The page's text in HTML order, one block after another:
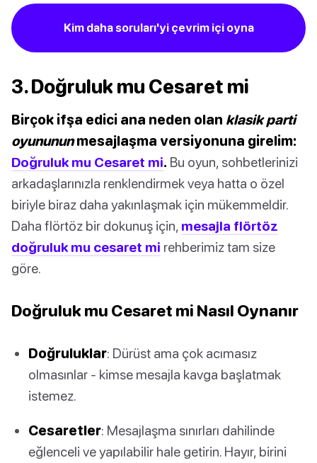
Kim daha soruları'yi çevrim içi oyna
3. Doğruluk mu Cesaret mi
Birçok ifşa edici ana neden olan klasik parti
oyunununmesajlaşma versiyonuna girelim:
Doğruluk mu Cesaret mi. Bu oyun, sohbetlerinizi
arkadaşlarınızla renklendirmek veya hatta o özel
biriyle biraz daha yakınlaşmak için mükemmeldir.
Daha flörtöz bir dokunuş için, mesajla flörtöz
doğruluk mu cesaret mi rehberimiz tam size
göre.
Doğruluk mu Cesaret mi Nasıl Oynanır
Doğruluklar: Dürüst ama çok acımasız
olmasınlar - kimse mesajla kavga başlatmak
istemez.
Cesaretler: Mesajlaşma sınırları dahilinde
eğlenceli ve yapılabilir hale getirin. Hayır, birini